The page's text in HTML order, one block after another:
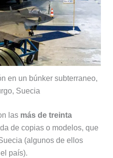
en un búnker subterraneo,
Suecia
las más de treinta
de copias o modelos, que
(algunos de ellos
país).